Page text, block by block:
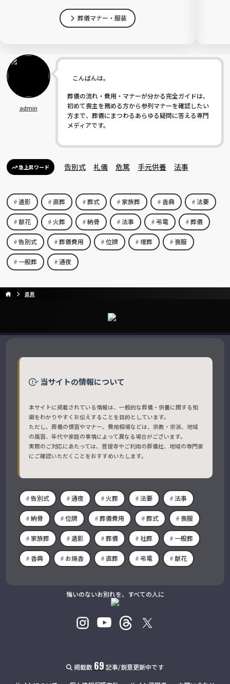
葬儀マナー・服装
admin
こんばんは。
葬儀の流れ・費用・マナーが分かる完全ガイドは、
初めて喪主を務める方から参列マナーを確認したい
方まで、葬儀にまつわるあらゆる疑問に答える専門
メディアです。
急上昇ワード 告別式 礼儀 危篤 手元供養 法事
遺影 直葬 葬式 家族葬 香典 法要
献花 火葬 納骨 法事 弔電 葬儀
告別式 葬儀費用 位牌 埋葬 喪服
一般葬 通夜
直葬
当サイトの情報について
本サイトに掲載されている情報は、一般的な葬儀・供養に関する知
識をわかりやすくお伝えすることを目的としています。
ただし、葬儀の慣習やマナー、費用相場などは、宗教・宗派、地域
の風習、年代や家庭の事情によって異なる場合がございます。
実際のご対応にあたっては、菩提寺やご利用の葬儀社、地域の専門家
にご確認いただくことをおすすめいたします。
告別式 通夜 火葬 法要 法事
納骨 位牌 葬儀費用 葬式 喪服
家族葬 遺影 葬儀 社葬 一般葬
香典 お焼香 直葬 弔電 献花
悔いのないお別れを、すべての人に
掲載数 69 記事/鋭意更新中です